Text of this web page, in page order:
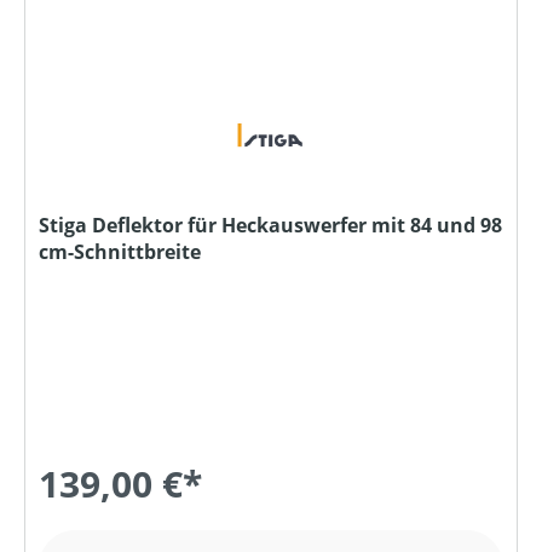
Stiga Deflektor für Heckauswerfer mit 84 und 98
cm-Schnittbreite
139,00 €*